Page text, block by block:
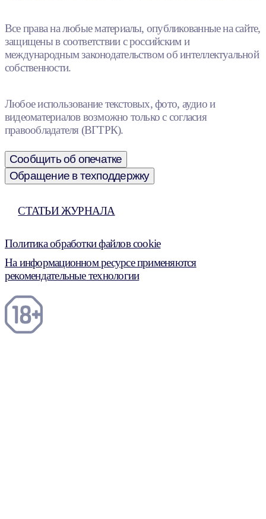
Все права на любые материалы, опубликованные на сайте,
защищены в соответствии с российским и
международным законодательством об интеллектуальной
собственности.
Любое использование текстовых, фото, аудио и
видеоматериалов возможно только с согласия
правообладателя (ВГТРК).
Сообщить об опечатке
Обращение в техподдержку
СТАТЬИ ЖУРНАЛА
Политика обработки файлов cookie
На информационном ресурсе применяются
рекомендательные технологии